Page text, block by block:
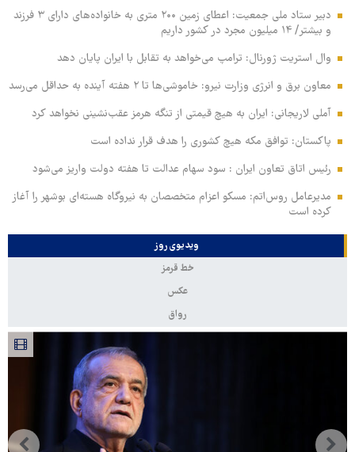
دبیر ستاد ملی جمعیت: اعطای زمین ۲۰۰ متری به خانواده‌های دارای ۳ فرزند
و بیشتر/ ۱۴ میلیون مجرد در کشور داریم
وال‌ استریت ژورنال: ترامپ می‌خواهد به تقابل با ایران پایان دهد
معاون برق و انرژی وزارت نیرو: خاموشی‌ها تا ۲ هفته آینده به حداقل می‌رسد
آملی‌ لاریجانی: ایران به هیچ قیمتی از تنگه هرمز عقب‌نشینی نخواهد کرد
پاکستان: توافق مکه هیچ کشوری را هدف قرار نداده است
رئیس اتاق تعاون ایران : سود سهام عدالت تا هفته دولت واریز می‌شود
مدیرعامل روس‌اتم: مسکو اعزام متخصصان به نیروگاه هسته‌ای بوشهر را آغاز
کرده‌ است
ویدیوی روز
خط قرمز
عکس
رواق